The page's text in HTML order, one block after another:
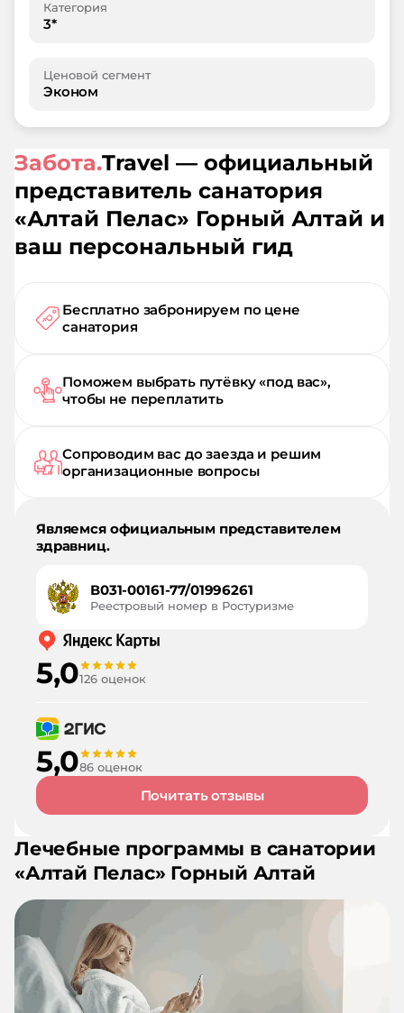
Категория
3*
Ценовой сегмент
Эконом
Забота.Travel — официальный
представитель санатория
«Алтай Пелас» Горный Алтай и
ваш персональный гид
Бесплатно забронируем по цене
санатория
Поможем выбрать путёвку «под вас»,
чтобы не переплатить
Сопроводим вас до заезда и решим
организационные вопросы
Являемся официальным представителем
здравниц.
В031-00161-77/01996261
Реестровый номер в Ростуризме
5,0126 оценок
5,086 оценок
Почитать отзывы
Лечебные программы в санатории
«Алтай Пелас» Горный Алтай